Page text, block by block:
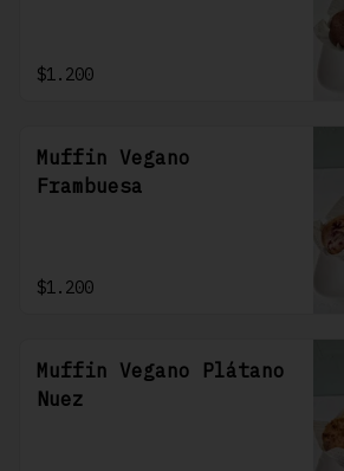
$1.200
Muffin Vegano
Frambuesa
$1.200
Muffin Vegano Plátano
Nuez